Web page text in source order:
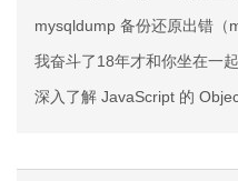
mysqldump 备份还原出错（
我奋斗了18年才和你坐在一
深入了解 JavaScript 的